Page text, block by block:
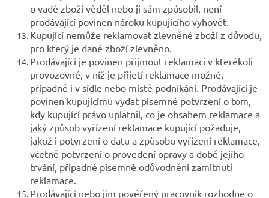
o vadě zboží věděl nebo ji sám způsobil, není
prodávající povinen nároku kupujícího vyhovět.
Kupující nemůže reklamovat zlevněné zboží z důvodu,
pro který je dané zboží zlevněno.
Prodávající je povinen přijmout reklamaci v kterékoli
provozovně, v níž je přijetí reklamace možné,
případně i v sídle nebo místě podnikání. Prodávající je
povinen kupujícímu vydat písemné potvrzení o tom,
kdy kupující právo uplatnil, co je obsahem reklamace a
jaký způsob vyřízení reklamace kupující požaduje,
jakož i potvrzení o datu a způsobu vyřízení reklamace,
včetně potvrzení o provedení opravy a době jejího
trvání, případně písemné odůvodnění zamítnutí
reklamace.
Prodávající nebo jím pověřený pracovník rozhodne o